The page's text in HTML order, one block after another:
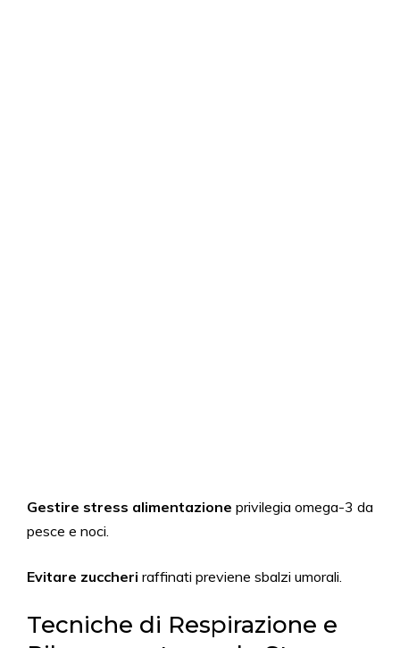
Gestire stress alimentazione privilegia omega-3 da
pesce e noci.
Evitare zuccheri raffinati previene sbalzi umorali.
Tecniche di Respirazione e